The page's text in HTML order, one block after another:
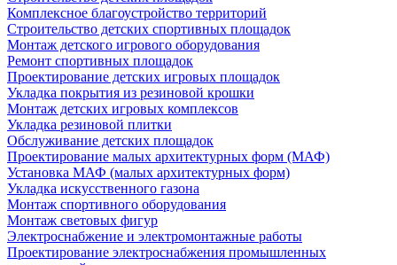
Комплексное благоустройство территорий
Строительство детских спортивных площадок
Монтаж детского игрового оборудования
Ремонт спортивных площадок
Проектирование детских игровых площадок
Укладка покрытия из резиновой крошки
Монтаж детских игровых комплексов
Укладка резиновой плитки
Обслуживание детских площадок
Проектирование малых архитектурных форм (МАФ)
Установка МАФ (малых архитектурных форм)
Укладка искусственного газона
Монтаж спортивного оборудования
Монтаж световых фигур
Электроснабжение и электромонтажные работы
Проектирование электроснабжения промышленных